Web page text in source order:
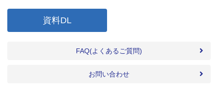
資料DL
FAQ(よくあるご質問)
お問い合わせ